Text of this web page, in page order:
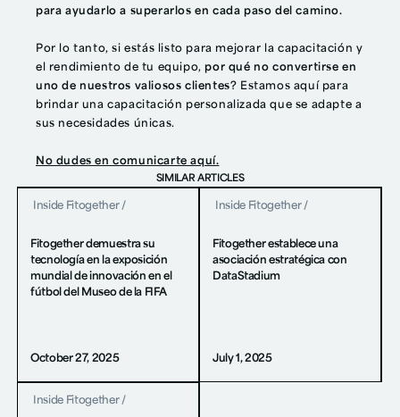
para ayudarlo a superarlos en cada paso del camino.
Por lo tanto, si estás listo para mejorar la capacitación y
el rendimiento de tu equipo, por qué no convertirse en
uno de nuestros valiosos clientes? Estamos aquí para
brindar una capacitación personalizada que se adapte a
sus necesidades únicas.
No dudes en comunicarte aquí.
SIMILAR ARTICLES
Inside Fitogether /
Fitogether demuestra su
tecnología en la exposición
mundial de innovación en el
fútbol del Museo de la FIFA
October 27, 2025
Inside Fitogether /
Fitogether establece una
asociación estratégica con
DataStadium
July 1, 2025
Inside Fitogether /